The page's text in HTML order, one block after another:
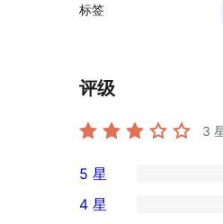
标签
评级
3
1
条
5 星
4 星